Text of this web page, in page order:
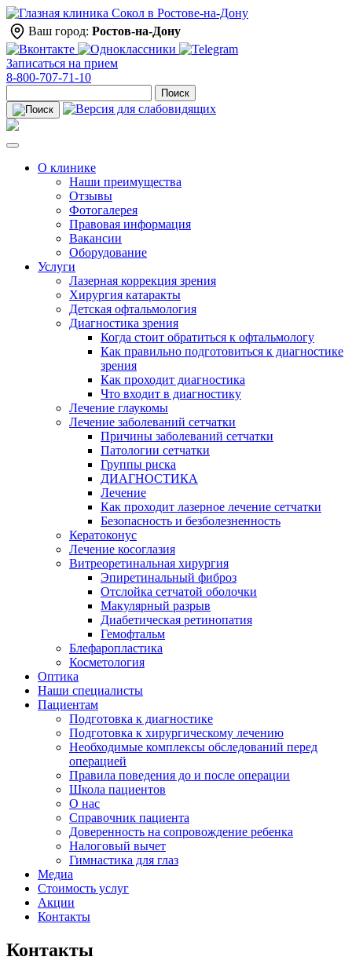
Ваш город: Ростов-на-Дону
Записаться на прием
8-800-707-71-10
Поиск
О клинике
Наши преимущества
Отзывы
Фотогалерея
Правовая информация
Вакансии
Оборудование
Услуги
Лазерная коррекция зрения
Хирургия катаракты
Детская офтальмология
Диагностика зрения
Когда стоит обратиться к офтальмологу
Как правильно подготовиться к диагностике
зрения
Как проходит диагностика
Что входит в диагностику
Лечение глаукомы
Лечение заболеваний сетчатки
Причины заболеваний сетчатки
Патологии сетчатки
Группы риска
ДИАГНОСТИКА
Лечение
Как проходит лазерное лечение сетчатки
Безопасность и безболезненность
Кератоконус
Лечение косоглазия
Витреоретинальная хирургия
Эпиретинальный фиброз
Отслойка сетчатой оболочки
Макулярный разрыв
Диабетическая ретинопатия
Гемофтальм
Блефаропластика
Косметология
Оптика
Наши специалисты
Пациентам
Подготовка к диагностике
Подготовка к хирургическому лечению
Необходимые комплексы обследований перед
операцией
Правила поведения до и после операции
Школа пациентов
О нас
Справочник пациента
Доверенность на сопровождение ребенка
Налоговый вычет
Гимнастика для глаз
Медиа
Стоимость услуг
Акции
Контакты
Контакты